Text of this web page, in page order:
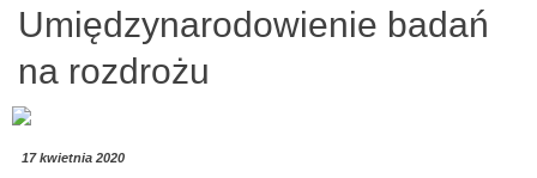
Umiędzynarodowienie badań
na rozdrożu
17 kwietnia 2020